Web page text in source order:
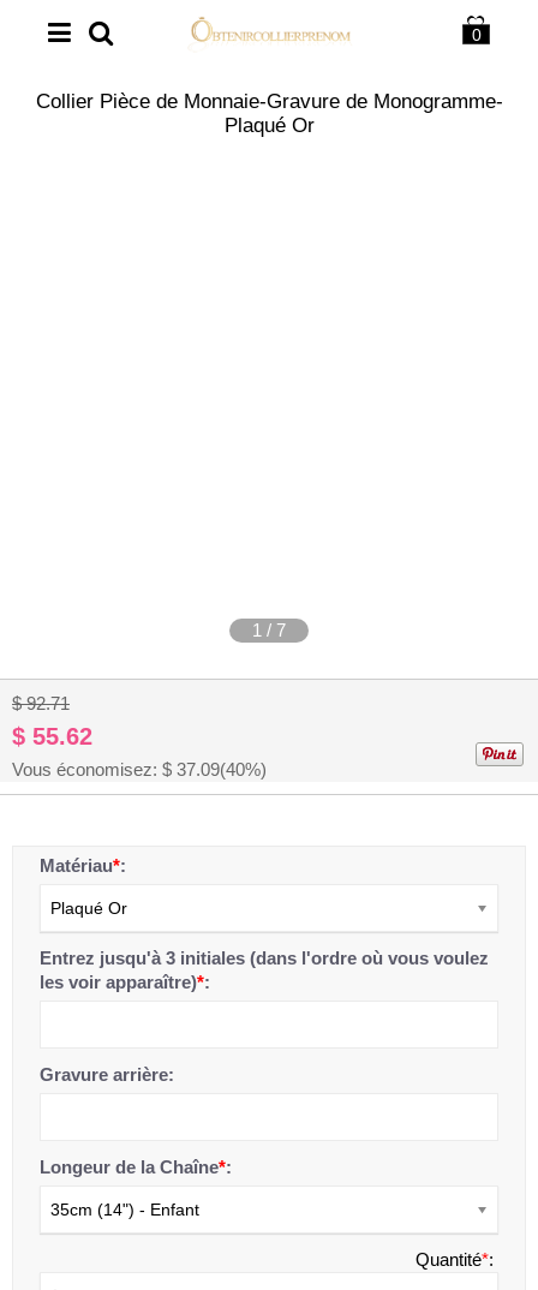
0
Collier Pièce de Monnaie-Gravure de Monogramme-
Plaqué Or
1 / 7
$ 92.71
$ 55.62
Vous économisez: $ 37.09(40%)
Matériau*:
Plaqué Or
Entrez jusqu'à 3 initiales (dans l'ordre où vous voulez
les voir apparaître)*:
Gravure arrière:
Longeur de la Chaîne*:
35cm (14") - Enfant
Quantité*: